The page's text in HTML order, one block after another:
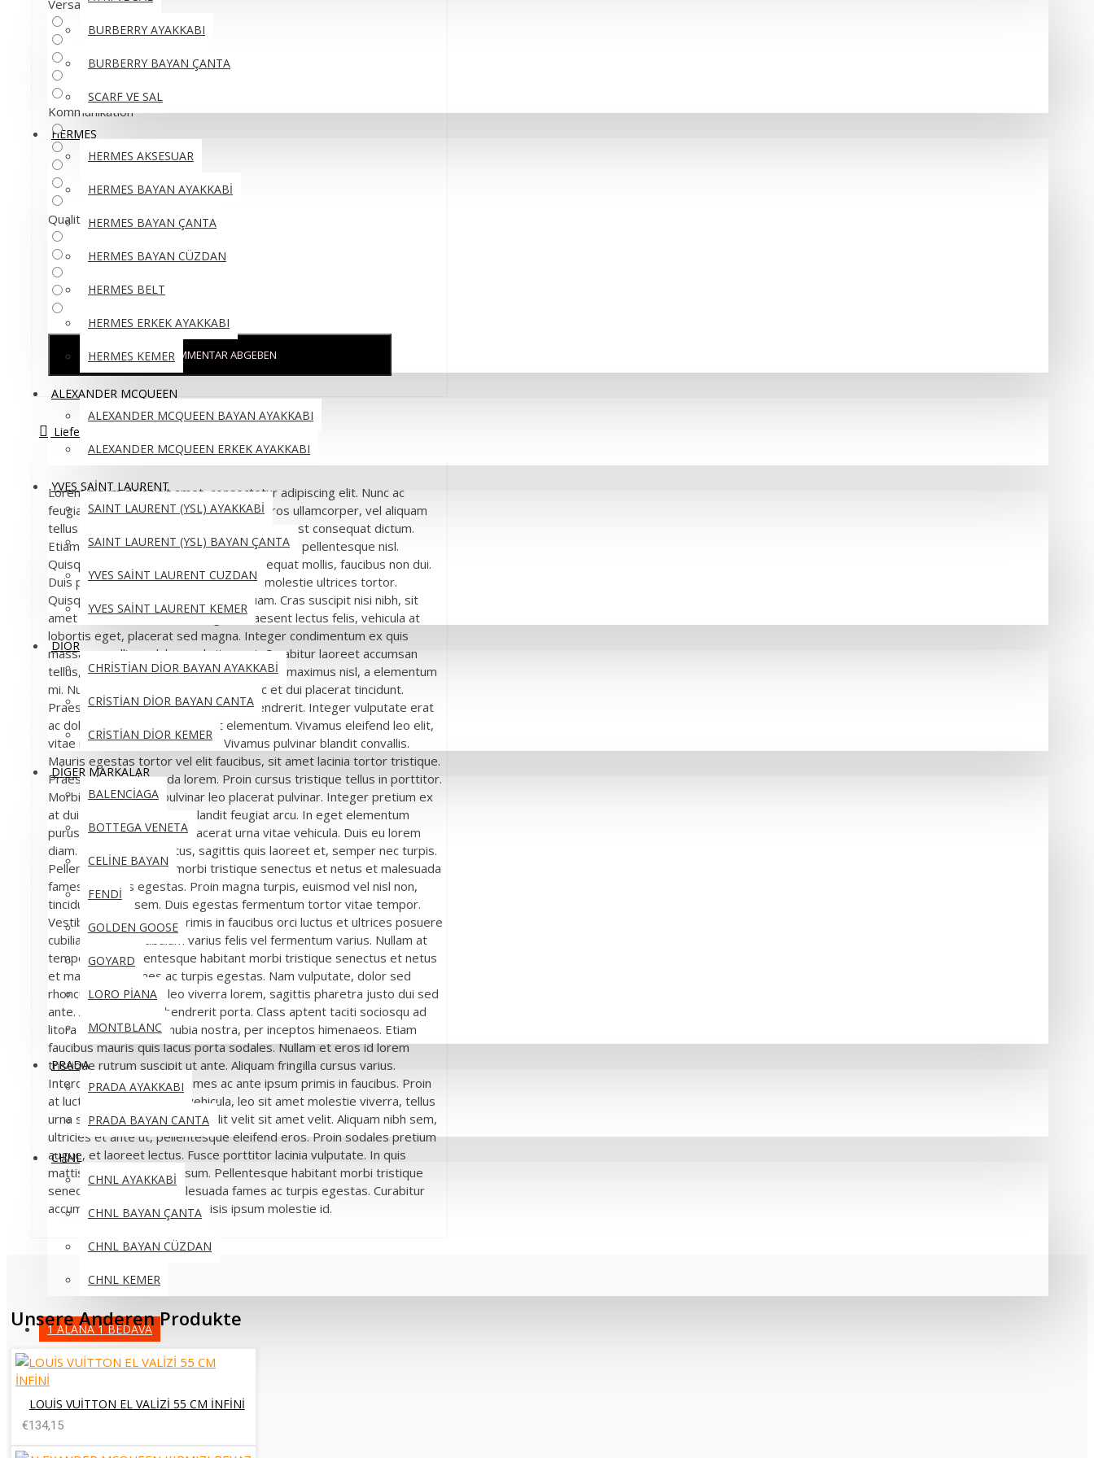
BURBERRY AYAKKABI
BURBERRY BAYAN ÇANTA
SCARF VE SAL
HERMES
HERMES AKSESUAR
HERMES BAYAN AYAKKABİ
HERMES BAYAN ÇANTA
HERMES BAYAN CÜZDAN
HERMES BELT
HERMES ERKEK AYAKKABI
HERMES KEMER
ALEXANDER MCQUEEN
ALEXANDER MCQUEEN BAYAN AYAKKABI
ALEXANDER MCQUEEN ERKEK AYAKKABI
YVES SAİNT LAURENT
SAINT LAURENT (YSL) AYAKKABİ
SAINT LAURENT (YSL) BAYAN ÇANTA
YVES SAİNT LAURENT CUZDAN
YVES SAİNT LAURENT KEMER
DİOR
CHRİSTİAN DİOR BAYAN AYAKKABİ
CRİSTİAN DİOR BAYAN CANTA
CRİSTİAN DİOR KEMER
DİGER MARKALAR
BALENCİAGA
BOTTEGA VENETA
CELİNE BAYAN
FENDİ
GOLDEN GOOSE
GOYARD
LORO PİANA
MONTBLANC
PRADA
PRADA AYAKKABI
PRADA BAYAN CANTA
CHNL
CHNL AYAKKABİ
CHNL BAYAN ÇANTA
CHNL BAYAN CÜZDAN
CHNL KEMER
1 ALANA 1 BEDAVA
Versand
Kommunikation
Qualität
KOMMENTAR ABGEBEN
Liefer- und Rückgabebedingungen
Lorem ipsum dolor sit amet, consectetur adipiscing elit. Nunc ac
feugiat ex. Nullam commodo mauris id eros ullamcorper, vel aliquam
tellus aliquam. Curabitur tincidunt mauris ac est consequat dictum.
Etiam orci nisl, bibendum eu libero eu, cursus pellentesque nisl.
Quisque sapien lorem, tincidunt id consequat mollis, faucibus non dui.
Duis purus quam, suscipit et massa in, molestie ultrices tortor.
Quisque in est vitae dui volutpat aliquam. Cras suscipit nisi nibh, sit
amet ornare tellus ornare fringilla. Praesent lectus felis, vehicula at
lobortis eget, placerat sed magna. Integer condimentum ex quis
massa convallis sodales sed vitae est. Curabitur laoreet accumsan
tellus, id blandit dui sodales vel. Vivamus a maximus nisl, a elementum
mi. Nunc at laoreet arcu. Nulla quis nunc et dui placerat tincidunt.
Praesent eget leo sed lacus rutrum hendrerit. Integer vulputate erat
ac dolor suscipit, sed mollis est elementum. Vivamus eleifend leo elit,
vitae rhoncus tortor aliquet eu. Vivamus pulvinar blandit convallis.
Mauris egestas tortor vel elit faucibus, sit amet lacinia tortor tristique.
Praesent eu malesuada lorem. Proin cursus tristique tellus in porttitor.
Morbi posuere sem pulvinar leo placerat pulvinar. Integer pretium ex
at dui dictum vehicula. Ut blandit feugiat arcu. In eget elementum
purus. Integer hendrerit placerat urna vitae vehicula. Duis eu lorem
diam. Aenean ligula metus, sagittis quis laoreet et, semper nec turpis.
Pellentesque habitant morbi tristique senectus et netus et malesuada
fames ac turpis egestas. Proin magna turpis, euismod vel nisl non,
tincidunt luctus sem. Duis egestas fermentum tortor vitae tempor.
Vestibulum ante ipsum primis in faucibus orci luctus et ultrices posuere
cubilia Curae; Vestibulum varius felis vel fermentum varius. Nullam at
tempor erat. Pellentesque habitant morbi tristique senectus et netus
et malesuada fames ac turpis egestas. Nam vulputate, dolor sed
rhoncus vehicula, est leo viverra lorem, sagittis pharetra justo dui sed
ante. Aliquam auctor hendrerit porta. Class aptent taciti sociosqu ad
litora torquent per conubia nostra, per inceptos himenaeos. Etiam
faucibus mauris quis lacus porta sodales. Nullam et eros id lorem
tristique rutrum suscipit ut ante. Aliquam fringilla cursus varius.
Interdum et malesuada fames ac ante ipsum primis in faucibus. Proin
at luctus ipsum. Quisque vehicula, leo sit amet molestie viverra, tellus
urna semper felis, in cursus velit velit sit amet velit. Aliquam nibh sem,
ultricies et ante ut, pellentesque eleifend eros. Proin sodales pretium
augue, et laoreet lectus. Fusce porttitor lacinia vulputate. In quis
mattis orci. Nulla at ex ipsum. Pellentesque habitant morbi tristique
senectus et netus et malesuada fames ac turpis egestas. Curabitur
accumsan tellus lacus, et facilisis ipsum molestie id.
Unsere Anderen Produkte
LOUİS VUİTTON EL VALİZİ 55 CM İNFİNİ
€134,15